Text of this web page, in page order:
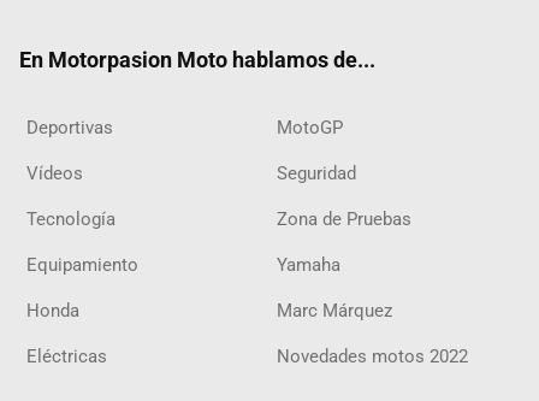
En Motorpasion Moto hablamos de...
Deportivas MotoGP
Vídeos Seguridad
Tecnología Zona de Pruebas
Equipamiento Yamaha
Honda Marc Márquez
Eléctricas Novedades motos 2022